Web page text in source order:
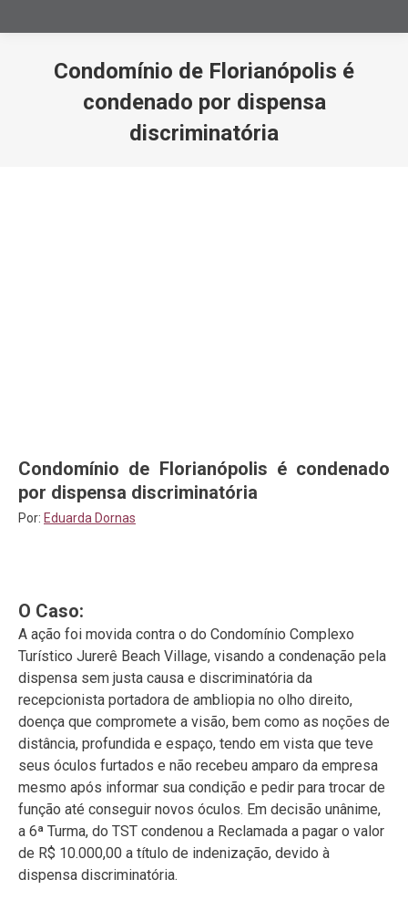
Condomínio de Florianópolis é
condenado por dispensa
discriminatória
Condomínio de Florianópolis é condenado
por dispensa discriminatória
Por: Eduarda Dornas
O Caso:
A ação foi movida contra o do Condomínio Complexo
Turístico Jurerê Beach Village, visando a condenação pela
dispensa sem justa causa e discriminatória da
recepcionista portadora de ambliopia no olho direito,
doença que compromete a visão, bem como as noções de
distância, profundida e espaço, tendo em vista que teve
seus óculos furtados e não recebeu amparo da empresa
mesmo após informar sua condição e pedir para trocar de
função até conseguir novos óculos. Em decisão unânime,
a 6ª Turma, do TST condenou a Reclamada a pagar o valor
de R$ 10.000,00 a título de indenização, devido à
dispensa discriminatória.